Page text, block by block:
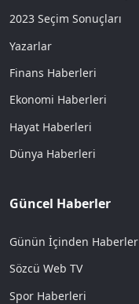
2023 Seçim Sonuçları
Yazarlar
Finans Haberleri
Ekonomi Haberleri
Hayat Haberleri
Dünya Haberleri
Güncel Haberler
Günün İçinden Haberler
Sözcü Web TV
Spor Haberleri